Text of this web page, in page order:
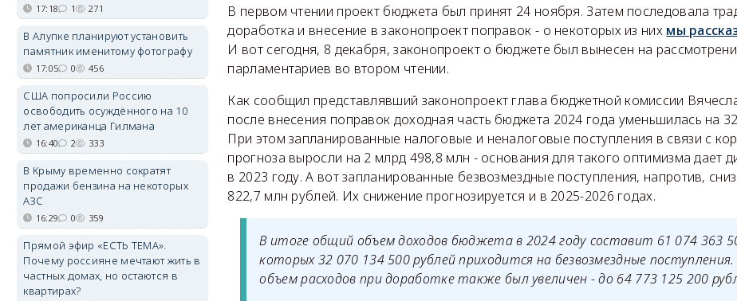
В первом чтении проект бюджета был принят 24 ноября. Затем последовала
доработка и внесение в законопроект поправок - о некоторых из них мы
И вот сегодня, 8 декабря, законопроект о бюджете был вынесен на
парламентариев во втором чтении.
Как сообщил представлявший законопроект глава бюджетной комиссии
после внесения поправок доходная часть бюджета 2024 года уменьшилась на
При этом запланированные налоговые и неналоговые поступления в связи с
прогноза выросли на 2 млрд 498,8 млн - основания для такого оптимизма дает
в 2023 году. А вот запланированные безвозмездные поступления, напротив,
822,7 млн рублей. Их снижение прогнозируется и в 2025-2026 годах.
В итоге общий объем доходов бюджета в 2024 году составит 61 074 363
которых 32 070 134 500 рублей приходится на безвозмездные
объем расходов при доработке также был увеличен - до 64 773 125 200
17:18 1 271
В Алупке планируют установить
памятник именитому фотографу
17:05 0 456
США попросили Россию
освободить осуждённого на 10
лет американца Гилмана
16:40 2 333
В Крыму временно сократят
продажи бензина на некоторых
АЗС
16:29 0 359
Прямой эфир «ЕСТЬ ТЕМА».
Почему россияне мечтают жить в
частных домах, но остаются в
квартирах?